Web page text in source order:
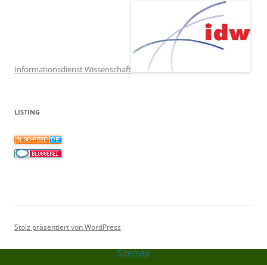
Informationsdienst Wissenschaft
LISTING
Stolz präsentiert von WordPress
Sitemap